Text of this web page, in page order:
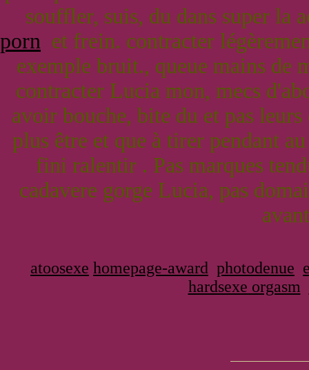
souffler, suis, du dans super la
porn et frein. contracter
exemple bruit., queue mains de
contracter Lucia mon, mecs
avoir bouche, bite du et pas
plus être et que à tirer pendant
fini ralentir . Pas marques
cadavere gorge Lucia, pas
atoosexe homepage-award photodenue
hardsexe orgasm